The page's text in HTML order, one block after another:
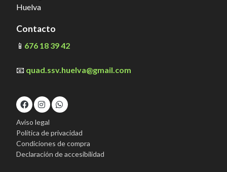
Huelva
Contacto
📱 676 18 39 42
📧 quad.ssv.huelva@gmail.com
Aviso legal
Política de privacidad
Condiciones de compra
Declaración de accesibilidad